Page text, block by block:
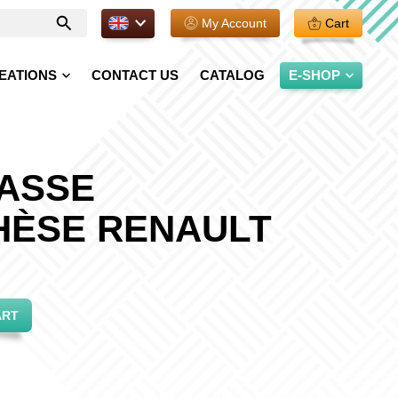
Enter
your
EN. My Account Cart
CONTACT US CATALOG E-SHOP
RENAULT